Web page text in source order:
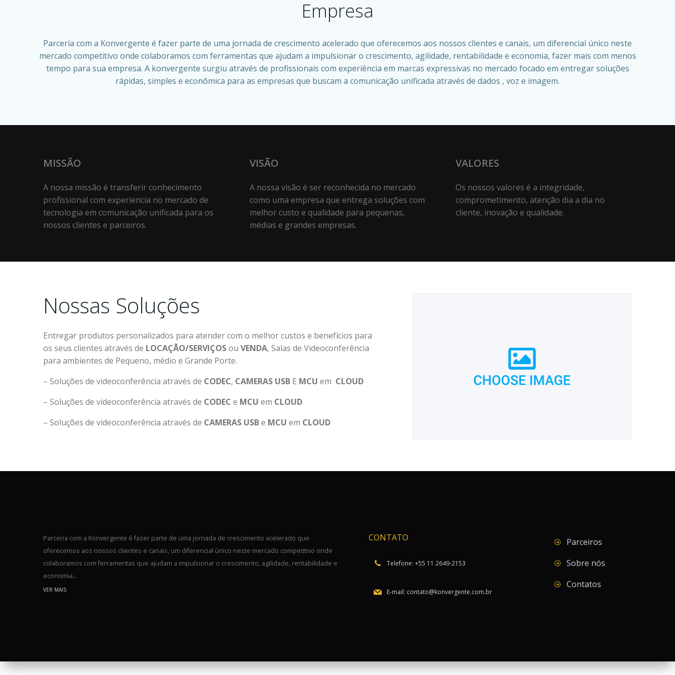
Empresa
Parceria com a Konvergente é fazer parte de uma jornada de crescimento acelerado que oferecemos aos nossos clientes e canais, um diferencial único neste
mercado competitivo onde colaboramos com ferramentas que ajudam a impulsionar o crescimento, agilidade, rentabilidade e economia, fazer mais com menos
tempo para sua empresa. A konvergente surgiu através de profissionais com experiência em marcas expressivas no mercado focado em entregar soluções
rápidas, simples e econômica para as empresas que buscam a comunicação unificada através de dados , voz e imagem.
MISSÃO
A nossa missão é transferir conhecimento
profissional com experiencia no mercado de
tecnologia em comunicação unificada para os
nossos clientes e parceiros.
VISÃO
A nossa visão é ser reconhecida no mercado
como uma empresa que entrega soluções com
melhor custo e qualidade para pequenas,
médias e grandes empresas.
VALORES
Os nossos valores é a integridade,
comprometimento, atenção dia a dia no
cliente, inovação e qualidade.
Nossas Soluções
Entregar produtos personalizados para atender com o melhor custos e benefícios para
os seus clientes através de LOCAÇÃO/SERVIÇOSou VENDA, Salas de Videoconferência
para ambientes de Pequeno, médio e Grande Porte.
– Soluções de videoconferência através de CODEC, CAMERAS USB E MCU em CLOUD
– Soluções de videoconferência através de CODEC e MCU em CLOUD
– Soluções de videoconferência através de CAMERAS USBe MCU em CLOUD
Parceria com a Konvergente é fazer parte de uma jornada de crescimento acelerado que
oferecemos aos nossos clientes e canais, um diferencial único neste mercado competitivo onde
colaboramos com ferramentas que ajudam a impulsionar o crescimento, agilidade, rentabilidade e
economia…
VER MAIS
CONTATO
Telefone: +55 11 2649-2153
E-mail: contato@konvergente.com.br
Parceiros
Sobre nós
Contatos